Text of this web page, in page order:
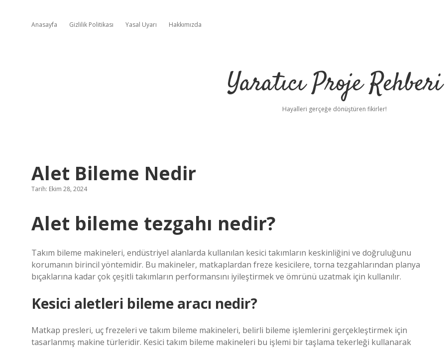
Anasayfa Gizlilik Politikası Yasal Uyarı Hakkımızda
Yaratıcı Proje Rehberi
Hayalleri gerçeğe dönüştüren fikirler!
Alet Bileme Nedir
Tarih: Ekim 28, 2024
Alet bileme tezgahı nedir?
Takım bileme makineleri, endüstriyel alanlarda kullanılan kesici takımların keskinliğini ve doğruluğunu
korumanın birincil yöntemidir. Bu makineler, matkaplardan freze kesicilere, torna tezgahlarından planya
bıçaklarına kadar çok çeşitli takımların performansını iyileştirmek ve ömrünü uzatmak için kullanılır.
Kesici aletleri bileme aracı nedir?
Matkap presleri, uç frezeleri ve takım bileme makineleri, belirli bileme işlemlerini gerçekleştirmek için
tasarlanmış makine türleridir. Kesici takım bileme makineleri bu işlemi bir taşlama tekerleği kullanarak